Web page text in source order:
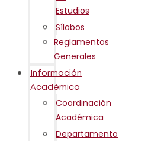
Estudios
Sílabos
Reglamentos
Generales
Información
Académica
Coordinación
Académica
Departamento